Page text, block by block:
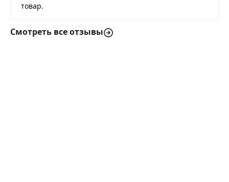
товар.
Смотреть все отзывы